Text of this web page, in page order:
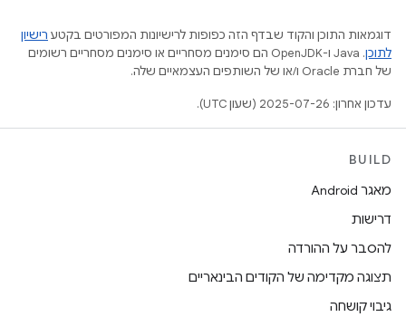
דוגמאות התוכן והקוד שבדף הזה כפופות לרישיונות המפורטים בקטע רישיון
לתוכן
.‏ Java ו-OpenJDK הם סימנים מסחריים או סימנים מסחריים רשומים
של חברת Oracle ו/או של השותפים העצמאיים שלה.
עדכון אחרון: 2025-07-26 (שעון UTC).
BUILD
מאגר Android
דרישות
להסבר על ההורדה
תצוגה מקדימה של הקודים הבינאריים
גיבוי קושחה